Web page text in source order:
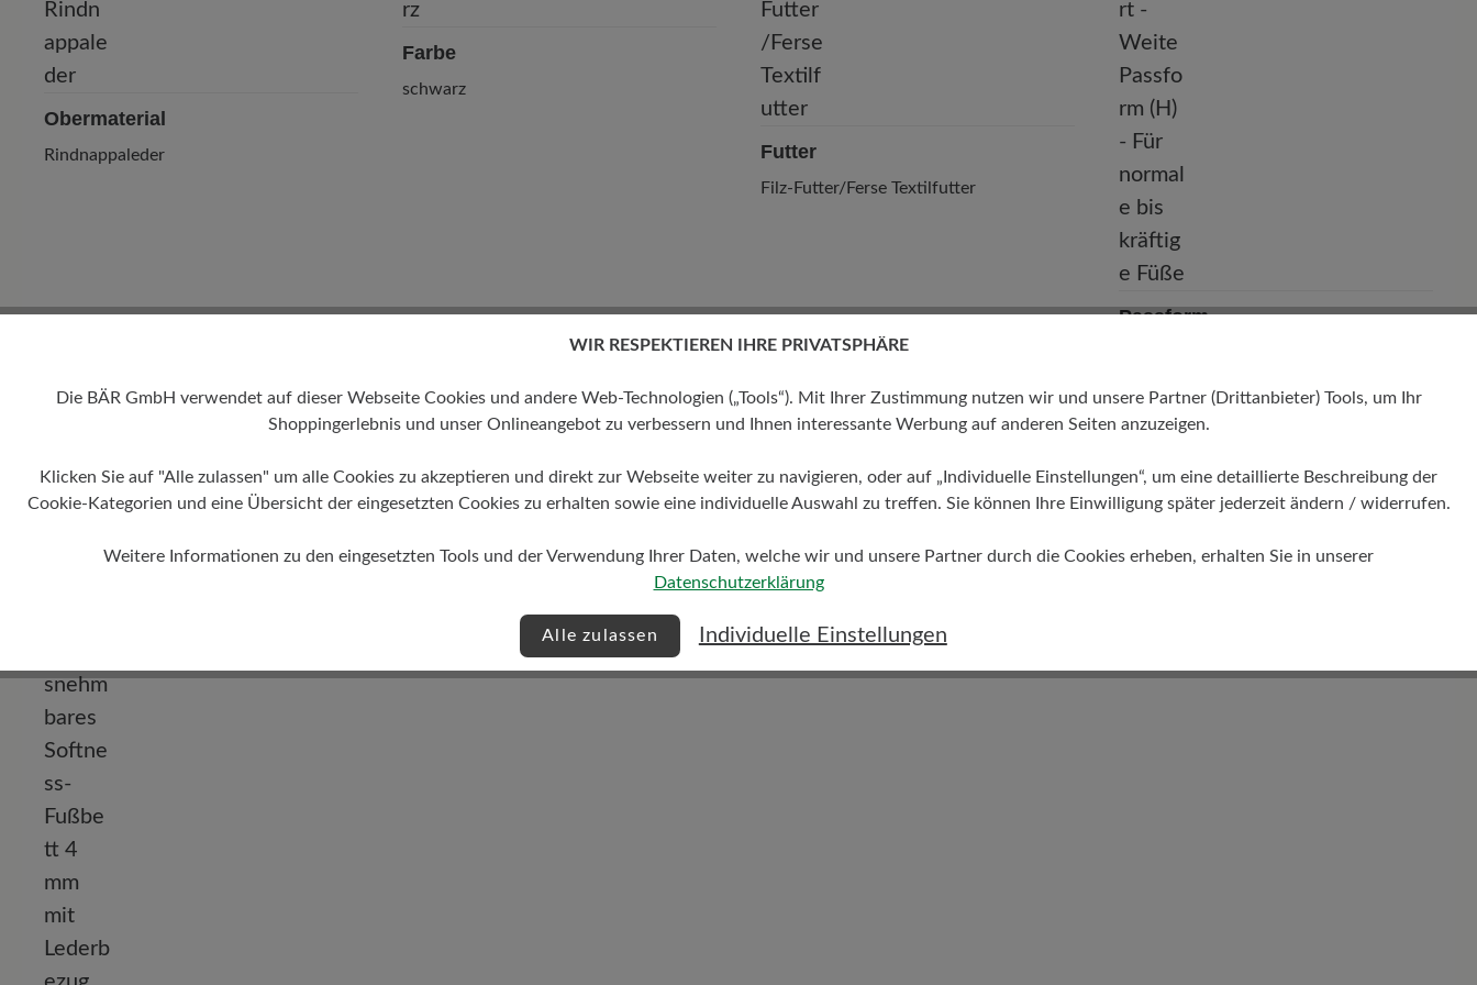
Obermaterial
Rindnappaleder
Farbe
schwarz
Futter
Filz-Futter/Ferse Textilfutter
Passform
Absatz
Dämpfungsgrad
mittel
WIR RESPEKTIEREN IHRE PRIVATSPHÄRE
Die BÄR GmbH verwendet auf dieser Webseite Cookies und andere Web-Technologien („Tools“). Mit Ihrer Zustimmung nutzen wir und unsere Partner (Drittanbieter) Tools, um Ihr
Shoppingerlebnis und unser Onlineangebot zu verbessern und Ihnen interessante Werbung auf anderen Seiten anzuzeigen.
Klicken Sie auf "Alle zulassen" um alle Cookies zu akzeptieren und direkt zur Webseite weiter zu navigieren, oder auf „Individuelle Einstellungen“, um eine detaillierte Beschreibung der
Cookie-Kategorien und eine Übersicht der eingesetzten Cookies zu erhalten sowie eine individuelle Auswahl zu treffen. Sie können Ihre Einwilligung später jederzeit ändern / widerrufen.
Weitere Informationen zu den eingesetzten Tools und der Verwendung Ihrer Daten, welche wir und unsere Partner durch die Cookies erheben, erhalten Sie in unserer
Datenschutzerklärung
Alle zulassen Individuelle Einstellungen